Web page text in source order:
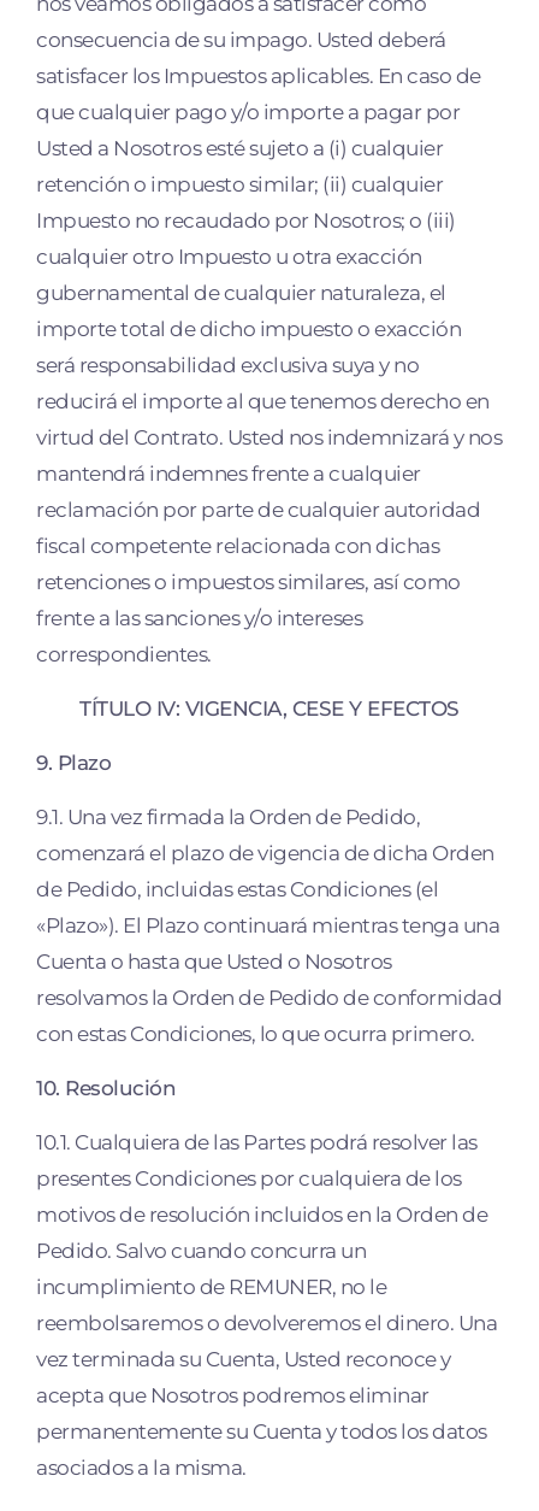
consecuencia de su impago. Usted deberá
satisfacer los Impuestos aplicables. En caso de
que cualquier pago y/o importe a pagar por
Usted a Nosotros esté sujeto a (i) cualquier
retención o impuesto similar; (ii) cualquier
Impuesto no recaudado por Nosotros; o (iii)
cualquier otro Impuesto u otra exacción
gubernamental de cualquier naturaleza, el
importe total de dicho impuesto o exacción
será responsabilidad exclusiva suya y no
reducirá el importe al que tenemos derecho en
virtud del Contrato. Usted nos indemnizará y nos
mantendrá indemnes frente a cualquier
reclamación por parte de cualquier autoridad
fiscal competente relacionada con dichas
retenciones o impuestos similares, así como
frente a las sanciones y/o intereses
correspondientes.
TÍTULO IV: VIGENCIA, CESE Y EFECTOS
9. Plazo
9.1. Una vez firmada la Orden de Pedido,
comenzará el plazo de vigencia de dicha Orden
de Pedido, incluidas estas Condiciones (el
«Plazo»). El Plazo continuará mientras tenga una
Cuenta o hasta que Usted o Nosotros
resolvamos la Orden de Pedido de conformidad
con estas Condiciones, lo que ocurra primero.
10. Resolución
10.1. Cualquiera de las Partes podrá resolver las
presentes Condiciones por cualquiera de los
motivos de resolución incluidos en la Orden de
Pedido. Salvo cuando concurra un
incumplimiento de REMUNER, no le
reembolsaremos o devolveremos el dinero. Una
vez terminada su Cuenta, Usted reconoce y
acepta que Nosotros podremos eliminar
permanentemente su Cuenta y todos los datos
asociados a la misma.